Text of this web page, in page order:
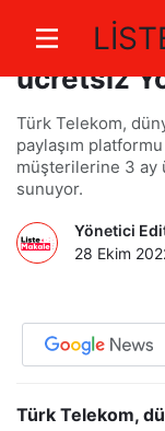
Türk
ücretsiz
Türk Telekom,
paylaşım
müşterilerine 3 ay
sunuyor.
Yönetici
28 Ekim
Türk Telekom,